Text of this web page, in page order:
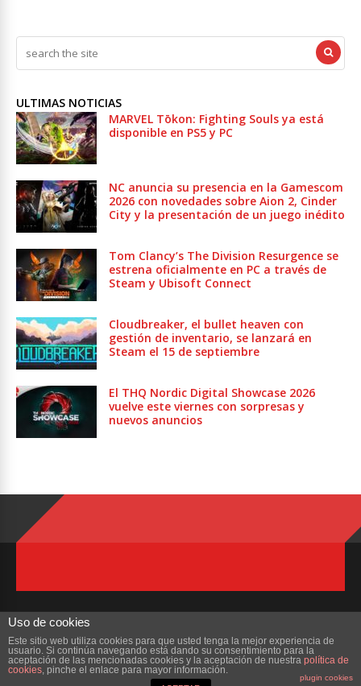
ULTIMAS NOTICIAS
MARVEL Tōkon: Fighting Souls ya está
disponible en PS5 y PC
NC anuncia su presencia en la Gamescom
2026 con novedades sobre Aion 2, Cinder
City y la presentación de un juego inédito
Tom Clancy’s The Division Resurgence se
estrena oficialmente en PC a través de
Steam y Ubisoft Connect
Cloudbreaker, el bullet heaven con
gestión de inventario, se lanzará en
Steam el 15 de septiembre
El THQ Nordic Digital Showcase 2026
vuelve este viernes con sorpresas y
nuevos anuncios
Copyright © 2023 ZonaMMORPG.com. Todos los derechos reservados
¿Quienes Somos? Colabora Contacto
Uso de cookies
Este sitio web utiliza cookies para que usted tenga la mejor experiencia de
usuario. Si continúa navegando está dando su consentimiento para la
aceptación de las mencionadas cookies y la aceptación de nuestra política de
cookies, pinche el enlace para mayor información.
plugin cookies